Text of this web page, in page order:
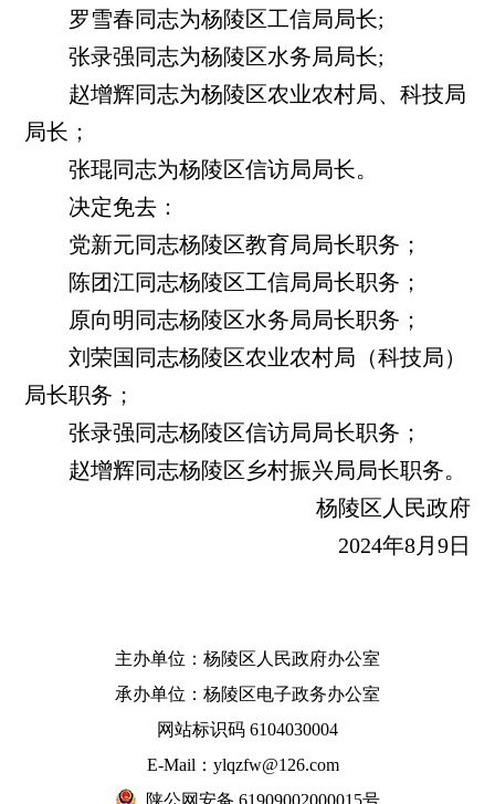
罗雪春同志为杨陵区工信局局长;
张录强同志为杨陵区水务局局长;
赵增辉同志为杨陵区农业农村局、科技局
局长；
张琨同志为杨陵区信访局局长。
决定免去：
党新元同志杨陵区教育局局长职务；
陈团江同志杨陵区工信局局长职务；
原向明同志杨陵区水务局局长职务；
刘荣国同志杨陵区农业农村局（科技局）
局长职务；
张录强同志杨陵区信访局局长职务；
赵增辉同志杨陵区乡村振兴局局长职务。
杨陵区人民政府
2024年8月9日
主办单位：杨陵区人民政府办公室
承办单位：杨陵区电子政务办公室
网站标识码 6104030004
E-Mail：ylqzfw@126.com
陕公网安备 61909002000015号